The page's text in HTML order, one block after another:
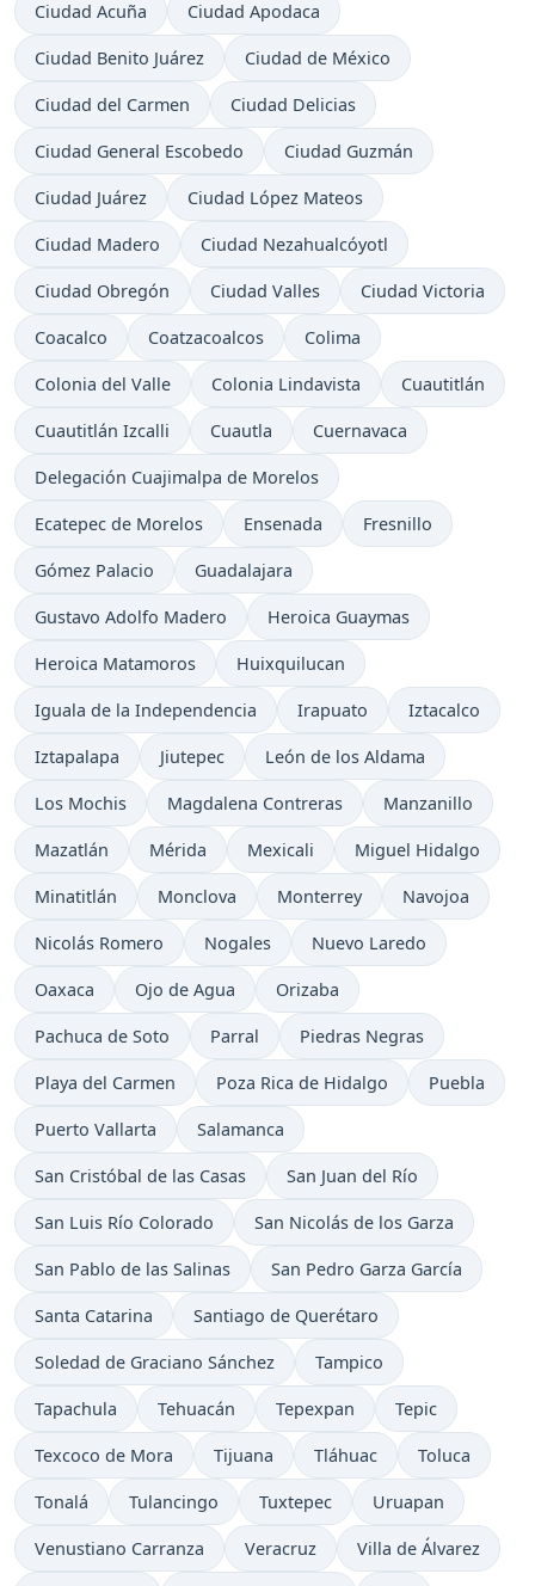
Ciudad Acuña Ciudad Apodaca
Ciudad Benito Juárez Ciudad de México
Ciudad del Carmen Ciudad Delicias
Ciudad General Escobedo Ciudad Guzmán
Ciudad Juárez Ciudad López Mateos
Ciudad Madero Ciudad Nezahualcóyotl
Ciudad Obregón Ciudad Valles Ciudad Victoria
Coacalco Coatzacoalcos Colima
Colonia del Valle Colonia Lindavista Cuautitlán
Cuautitlán Izcalli Cuautla Cuernavaca
Delegación Cuajimalpa de Morelos
Ecatepec de Morelos Ensenada Fresnillo
Gómez Palacio Guadalajara
Gustavo Adolfo Madero Heroica Guaymas
Heroica Matamoros Huixquilucan
Iguala de la Independencia Irapuato Iztacalco
Iztapalapa Jiutepec León de los Aldama
Los Mochis Magdalena Contreras Manzanillo
Mazatlán Mérida Mexicali Miguel Hidalgo
Minatitlán Monclova Monterrey Navojoa
Nicolás Romero Nogales Nuevo Laredo
Oaxaca Ojo de Agua Orizaba
Pachuca de Soto Parral Piedras Negras
Playa del Carmen Poza Rica de Hidalgo Puebla
Puerto Vallarta Salamanca
San Cristóbal de las Casas San Juan del Río
San Luis Río Colorado San Nicolás de los Garza
San Pablo de las Salinas San Pedro Garza García
Santa Catarina Santiago de Querétaro
Soledad de Graciano Sánchez Tampico
Tapachula Tehuacán Tepexpan Tepic
Texcoco de Mora Tijuana Tláhuac Toluca
Tonalá Tulancingo Tuxtepec Uruapan
Venustiano Carranza Veracruz Villa de Álvarez